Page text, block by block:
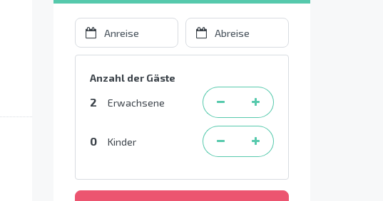
Anzahl der Gäste
2 Erwachsene
0 Kinder